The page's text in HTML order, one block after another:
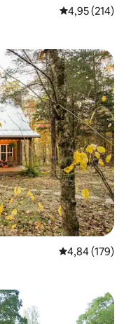
Priemerné
4,95 (214)
Priemerné
4,84 (179)